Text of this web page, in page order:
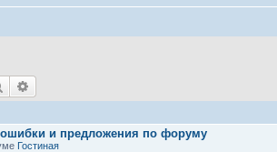
Поиск
и предложения по форуму
Гостиная